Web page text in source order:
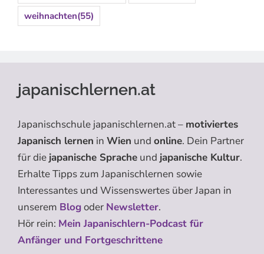
weihnachten(55)
japanischlernen.at
Japanischschule japanischlernen.at – motiviertes
Japanisch lernen in Wien und online. Dein Partner
für die japanische Sprache und japanische Kultur.
Erhalte Tipps zum Japanischlernen sowie
Interessantes und Wissenswertes über Japan in
unserem Blogoder Newsletter.
Hör rein: Mein Japanischlern-Podcast für
Anfänger und Fortgeschrittene